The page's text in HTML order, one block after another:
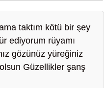
taktım kötü bir şey
ediyorum rüyamı
gözünüz yüreğiniz
Güzellikler şanş